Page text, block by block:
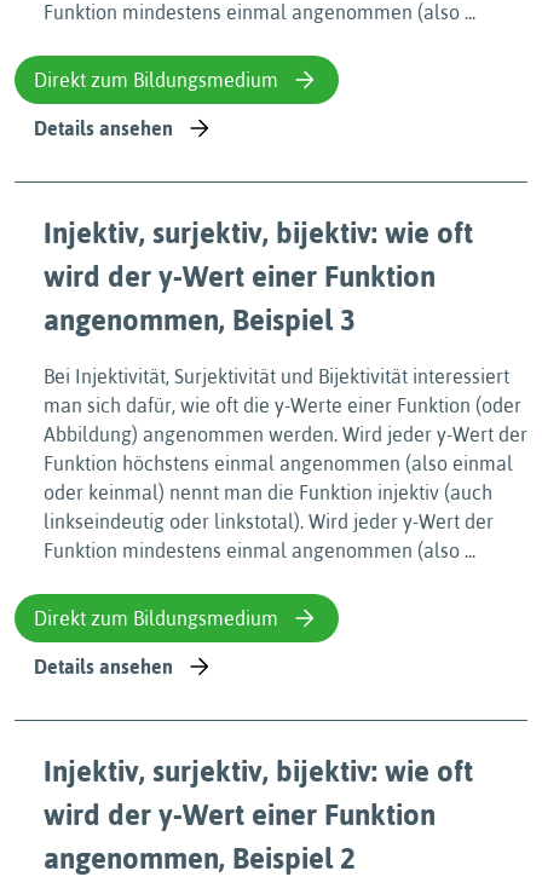
Funktion mindestens einmal angenommen (also ...
Direkt zum Bildungsmedium
Details ansehen
Injektiv, surjektiv, bijektiv: wie oft
wird der y-Wert einer Funktion
angenommen, Beispiel 3
Bei Injektivität, Surjektivität und Bijektivität interessiert
man sich dafür, wie oft die y-Werte einer Funktion (oder
Abbildung) angenommen werden. Wird jeder y-Wert der
Funktion höchstens einmal angenommen (also einmal
oder keinmal) nennt man die Funktion injektiv (auch
linkseindeutig oder linkstotal). Wird jeder y-Wert der
Funktion mindestens einmal angenommen (also ...
Direkt zum Bildungsmedium
Details ansehen
Injektiv, surjektiv, bijektiv: wie oft
wird der y-Wert einer Funktion
angenommen, Beispiel 2